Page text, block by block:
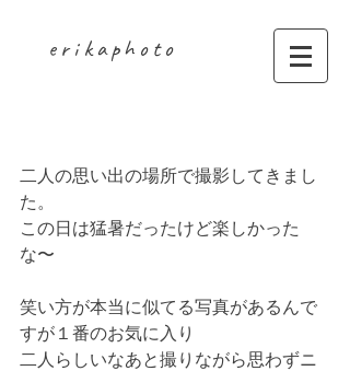
erikaphoto
二人の思い出の場所で撮影してきまし
た。
この日は猛暑だったけど楽しかった
な〜
笑い方が本当に似てる写真があるんで
すが１番のお気に入り
二人らしいなあと撮りながら思わずニ